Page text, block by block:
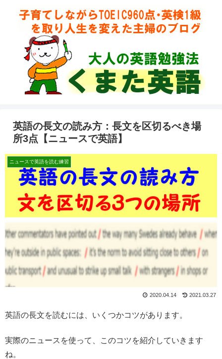
英語の長文の読み方：長文を区切るべき場
所3点【ニュースで英語】
ニュースで英語を読む練習
2020.04.14 2021.03.27
英語の長文を読むには、いくつかコツがあります。
実際のニュースを使って、このコツを紹介していきます
ね。